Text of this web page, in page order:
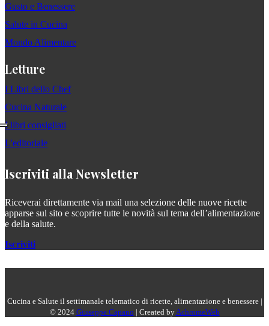
Gusto e Benessere
Salute in Cucina
Mondo Alimentare
Letture
I Libri dello Chef
Cucina Naturale
I libri consigliati
L'editoriale
Iscriviti alla Newsletter
Riceverai direttamente via mail una selezione delle nuove ricette
apparse sul sito e scoprire tutte le novità sul tema dell’alimentazione
e della salute.
Iscriviti
Cucina e Salute il settimanale telematico di ricette, alimentazione e benessere |
© 2024 Giuseppe Capano | Created byAchromeWeb